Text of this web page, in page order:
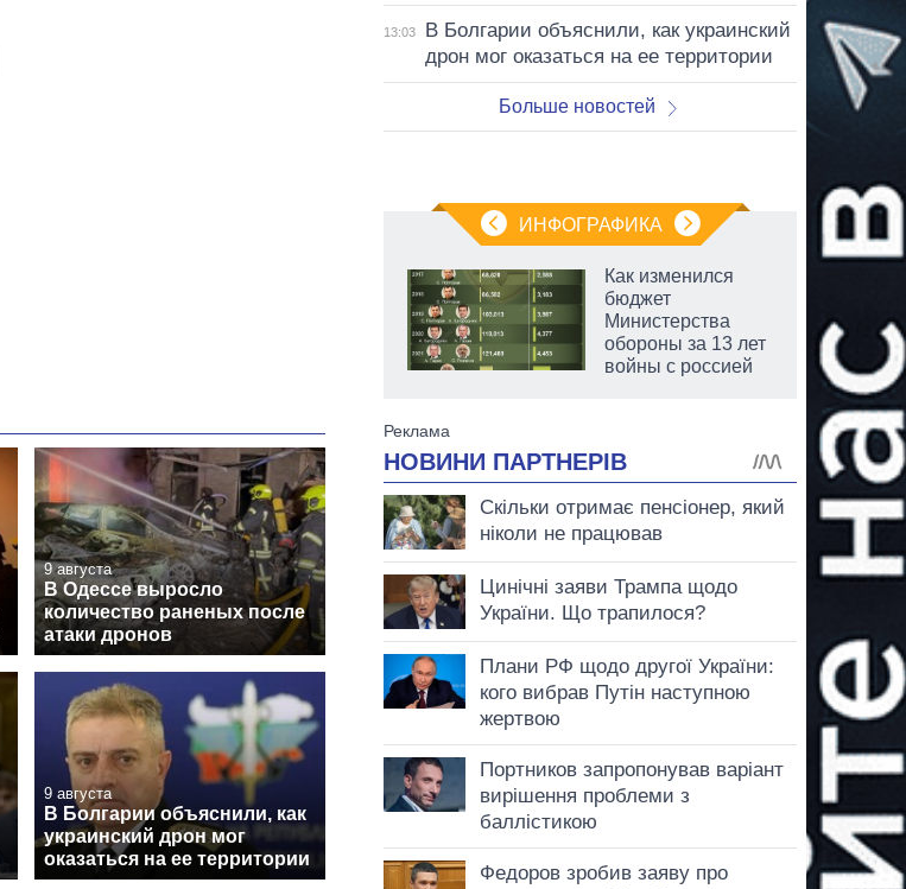
9 августа
В Одессе выросло
количество раненых после
атаки дронов
9 августа
В Болгарии объяснили, как
украинский дрон мог
оказаться на ее территории
13:03
В Болгарии объяснили, как украинский
дрон мог оказаться на ее территории
Больше новостей
ИНФОГРАФИКА
Как изменился
бюджет
Министерства
обороны за 13 лет
войны с россией